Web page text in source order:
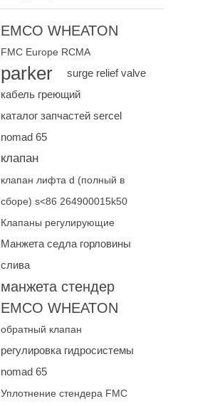
EMCO WHEATON
FMC Europe RCMA
parker
surge relief valve
кабель греющий
каталог запчастей sercel
nomad 65
клапан
клапан лифта d (полный в
сборе) s<86 264900015k50
Клапаны регулирующие
Манжета седла горловины
слива
манжета стендер
EMCO WHEATON
обратный клапан
регулировка гидросистемы
nomad 65
Уплотнение стендера FMC